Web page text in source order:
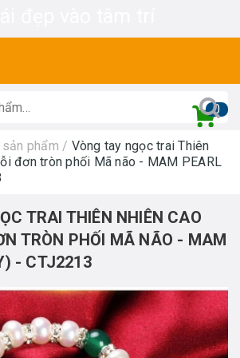
0
phẩm / Vòng tay ngọc trai Thiên
đơn tròn phối Mã não - MAM PEARL
TRAI THIÊN NHIÊN CAO
TRÒN PHỐI MÃ NÃO - MAM
- CTJ2213